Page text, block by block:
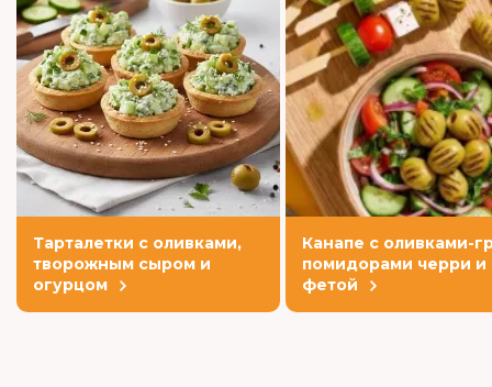
Тарталетки с оливками,
творожным сыром и
огурцом
Канапе с оливками-
помидорами черри и
фетой